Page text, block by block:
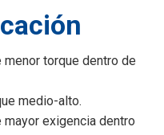
torque dentro de
medio-alto.
exigencia dentro